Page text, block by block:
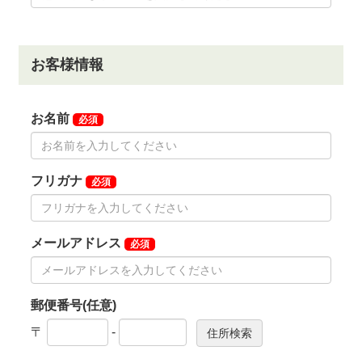
平日会員 176,000円（税込）
同倶楽部では、会員権の名義書換受付期間を下記のと
おり延長します。
①名義書換受付期間
令和7年4月1日受付分から令和8年3月31日受付分に
限る(１年間)
※令和7年3月31日までとしていた受付期間を１年間
②受付期間中の名義書換料(名義書換料は変更なし)
正 会 員 275,000円(税込)
特別平日会員 176,000円(税込)
平日会員 176,000円(税込)
相続・三親等内(甥・姪間まで) 88,000円(税込)